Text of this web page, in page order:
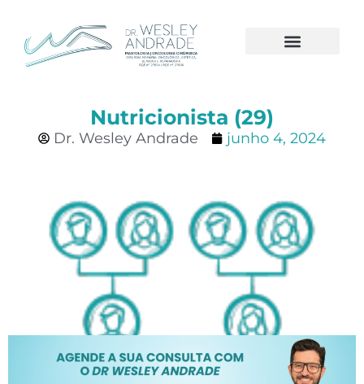
Nutricionista (29)
Dr. Wesley Andrade junho 4, 2024